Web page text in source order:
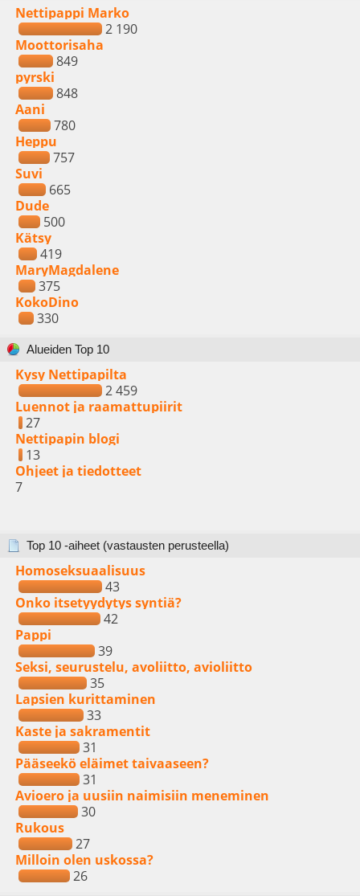
Nettipappi Marko
2 190
Moottorisaha
849
pyrski
848
Aani
780
Heppu
757
Suvi
665
Dude
500
Kätsy
419
MaryMagdalene
375
KokoDino
330
Alueiden Top 10
Kysy Nettipapilta
2 459
Luennot ja raamattupiirit
27
Nettipapin blogi
13
Ohjeet ja tiedotteet
7
Top 10 -aiheet (vastausten perusteella)
Homoseksuaalisuus
43
Onko itsetyydytys syntiä?
42
Pappi
39
Seksi, seurustelu, avoliitto, avioliitto
35
Lapsien kurittaminen
33
Kaste ja sakramentit
31
Pääseekö eläimet taivaaseen?
31
Avioero ja uusiin naimisiin meneminen
30
Rukous
27
Milloin olen uskossa?
26